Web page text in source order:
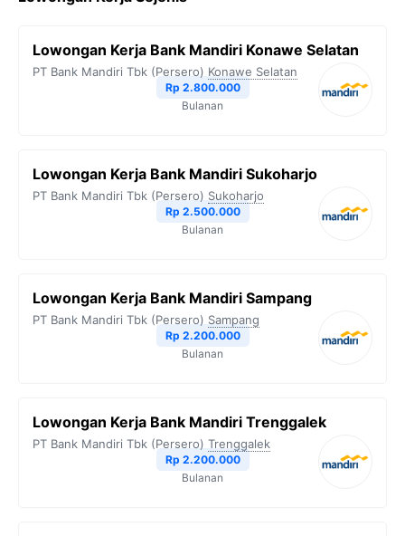
Lowongan Kerja Bank Mandiri Konawe Selatan
PT Bank Mandiri Tbk (Persero) Konawe Selatan
Rp 2.800.000
Bulanan
Lowongan Kerja Bank Mandiri Sukoharjo
PT Bank Mandiri Tbk (Persero) Sukoharjo
Rp 2.500.000
Bulanan
Lowongan Kerja Bank Mandiri Sampang
PT Bank Mandiri Tbk (Persero) Sampang
Rp 2.200.000
Bulanan
Lowongan Kerja Bank Mandiri Trenggalek
PT Bank Mandiri Tbk (Persero) Trenggalek
Rp 2.200.000
Bulanan